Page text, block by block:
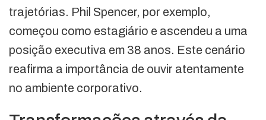
trajetórias. Phil Spencer, por exemplo,
começou como estagiário e ascendeu a uma
posição executiva em 38 anos. Este cenário
reafirma a importância de ouvir atentamente
no ambiente corporativo.